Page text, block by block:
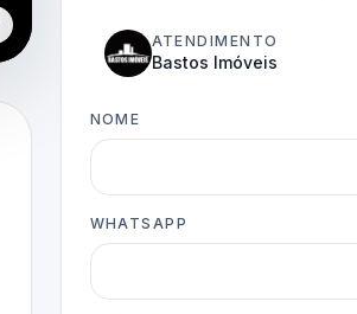
ATENDIMENTO
Bastos Imóveis
NOME
WHATSAPP